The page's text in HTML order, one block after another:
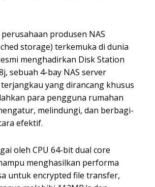
produsen NAS
storage) terkemuka di dunia
menghadirkan Disk Station
sebuah 4-bay NAS server
yang dirancang khusus
para pengguna rumahan
melindungi, dan berbagi-
efektif.
oleh CPU 64-bit dual core
menghasilkan performa
untuk encrypted file transfer,